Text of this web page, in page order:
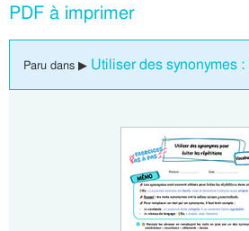
PDF à imprimer
Paru dans ▶ Utiliser des synonymes